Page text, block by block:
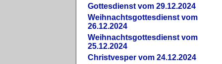
Gottesdienst vom 29.12.2024
Weihnachtsgottesdienst vom
26.12.2024
Weihnachtsgottesdienst vom
25.12.2024
Christvesper vom 24.12.2024